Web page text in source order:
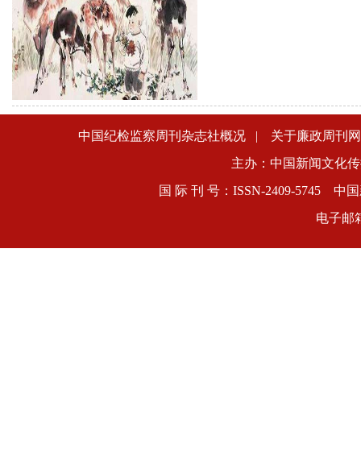
中国纪检监察周刊杂志社概况 |
关于廉政周刊网
主办：中国新闻文化
国 际 刊 号：ISSN-2409-5745 中
电子邮